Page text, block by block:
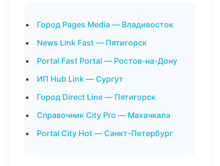
Город Pages Media — Владивосток
News Link Fast — Пятигорск
Portal Fast Portal — Ростов-на-Дону
ИП Hub Link — Сургут
Город Direct Line — Пятигорск
Справочник City Pro — Махачкала
Portal City Hot — Санкт-Петербург